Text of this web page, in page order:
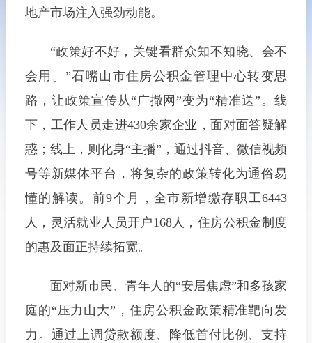
地产市场注入强劲动能。
“政策好不好，关键看群众知不知晓、会不
会用。”石嘴山市住房公积金管理中心转变思
路，让政策宣传从“广撒网”变为“精准送”。线
下，工作人员走进430余家企业，面对面答疑解
惑；线上，则化身“主播”，通过抖音、微信视频
号等新媒体平台，将复杂的政策转化为通俗易
懂的解读。前9个月，全市新增缴存职工6443
人，灵活就业人员开户168人，住房公积金制度
的惠及面正持续拓宽。
面对新市民、青年人的“安居焦虑”和多孩家
庭的“压力山大”，住房公积金政策精准靶向发
力。通过上调贷款额度、降低首付比例、支持